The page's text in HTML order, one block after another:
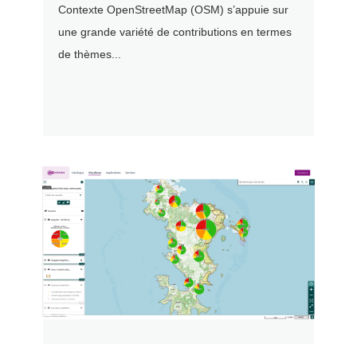
Contexte OpenStreetMap (OSM) s’appuie sur
une grande variété de contributions en termes
de thèmes...